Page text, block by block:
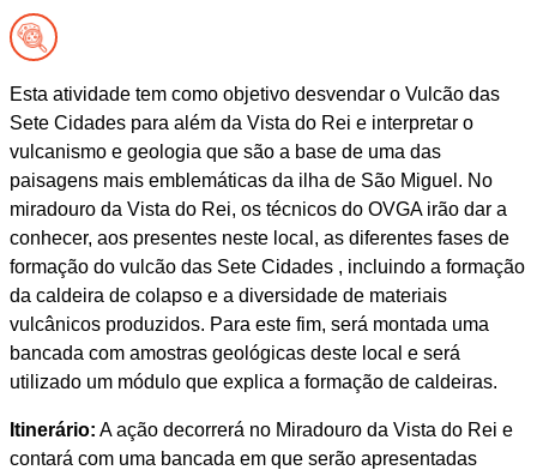
Esta atividade tem como objetivo desvendar o Vulcão das
Sete Cidades para além da Vista do Rei e interpretar o
vulcanismo e geologia que são a base de uma das
paisagens mais emblemáticas da ilha de São Miguel. No
miradouro da Vista do Rei, os técnicos do OVGA irão dar a
conhecer, aos presentes neste local, as diferentes fases de
formação do vulcão das Sete Cidades , incluindo a formação
da caldeira de colapso e a diversidade de materiais
vulcânicos produzidos. Para este fim, será montada uma
bancada com amostras geológicas deste local e será
utilizado um módulo que explica a formação de caldeiras.
Itinerário: A ação decorrerá no Miradouro da Vista do Rei e
contará com uma bancada em que serão apresentadas